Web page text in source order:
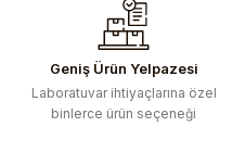
öneri formunu
ederiz.
görüntülenemiyor.
Geniş Ürün Yelpazesi
Laboratuvar ihtiyaçlarına özel
binlerce ürün seçeneği